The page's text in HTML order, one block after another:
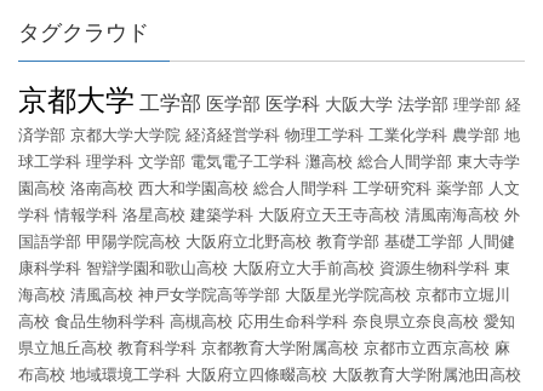
タグクラウド
京都大学 工学部 医学部 医学科 大阪大学 法学部 理学部 経
済学部 京都大学大学院 経済経営学科 物理工学科 工業化学科 農学部 地
球工学科 理学科 文学部 電気電子工学科 灘高校 総合人間学部 東大寺学
園高校 洛南高校 西大和学園高校 総合人間学科 工学研究科 薬学部 人文
学科 情報学科 洛星高校 建築学科 大阪府立天王寺高校 清風南海高校 外
国語学部 甲陽学院高校 大阪府立北野高校 教育学部 基礎工学部 人間健
康科学科 智辯学園和歌山高校 大阪府立大手前高校 資源生物科学科 東
海高校 清風高校 神戸女学院高等学部 大阪星光学院高校 京都市立堀川
高校 食品生物科学科 高槻高校 応用生命科学科 奈良県立奈良高校 愛知
県立旭丘高校 教育科学科 京都教育大学附属高校 京都市立西京高校 麻
布高校 地域環境工学科 大阪府立四條畷高校 大阪教育大学附属池田高校